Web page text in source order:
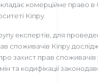
комерційне право в
Кіпру.
експертів, для
споживачів Кіпру
захист прав споживачів
та кодифікації